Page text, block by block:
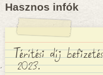
Hasznos infók
Térítési díj
2023.